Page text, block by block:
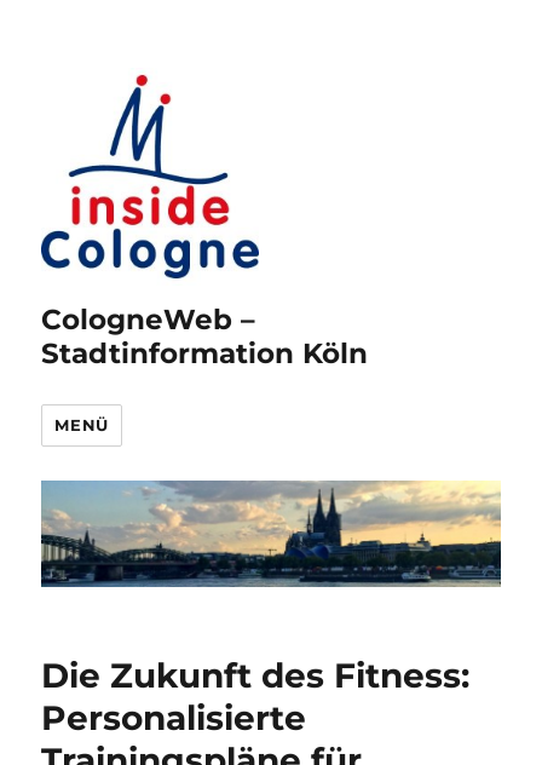
CologneWeb –
Stadtinformation Köln
MENÜ
Die Zukunft des Fitness:
Personalisierte